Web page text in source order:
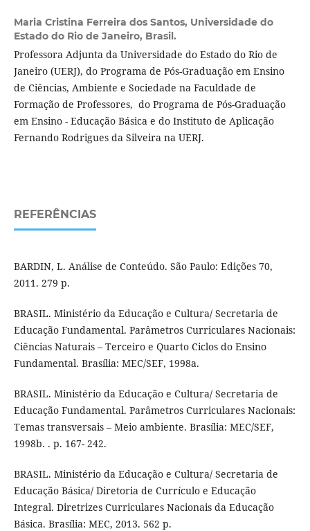
Maria Cristina Ferreira dos Santos, Universidade do
Estado do Rio de Janeiro, Brasil.
Professora Adjunta da Universidade do Estado do Rio de
Janeiro (UERJ), do Programa de Pós-Graduação em Ensino
de Ciências, Ambiente e Sociedade na Faculdade de
Formação de Professores, do Programa de Pós-Graduação
em Ensino - Educação Básica e do Instituto de Aplicação
Fernando Rodrigues da Silveira na UERJ.
REFERÊNCIAS
BARDIN, L. Análise de Conteúdo. São Paulo: Edições 70,
2011. 279 p.
BRASIL. Ministério da Educação e Cultura/ Secretaria de
Educação Fundamental. Parâmetros Curriculares Nacionais:
Ciências Naturais – Terceiro e Quarto Ciclos do Ensino
Fundamental. Brasília: MEC/SEF, 1998a.
BRASIL. Ministério da Educação e Cultura/ Secretaria de
Educação Fundamental. Parâmetros Curriculares Nacionais:
Temas transversais – Meio ambiente. Brasília: MEC/SEF,
1998b. . p. 167- 242.
BRASIL. Ministério da Educação e Cultura/ Secretaria de
Educação Básica/ Diretoria de Currículo e Educação
Integral. Diretrizes Curriculares Nacionais da Educação
Básica. Brasília: MEC, 2013. 562 p.